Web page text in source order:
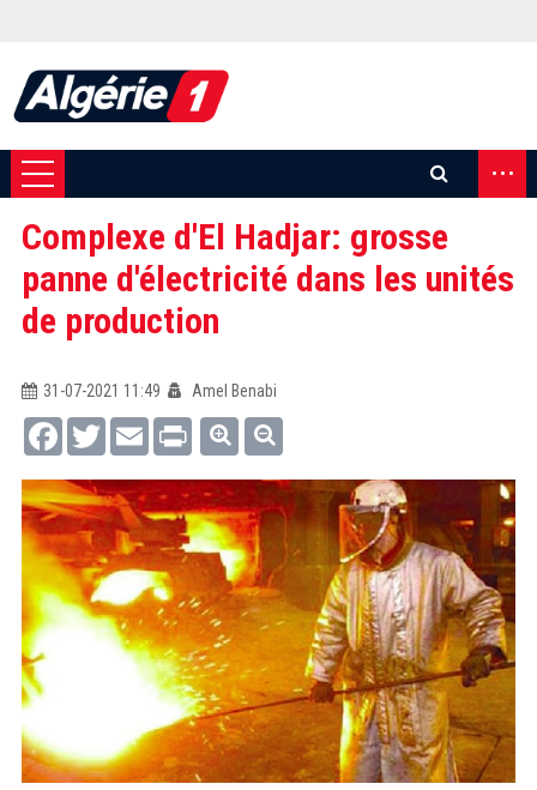
...
Complexe d'El Hadjar: grosse
panne d'électricité dans les unités
de production
31-07-2021 11:49
Amel Benabi
FacebookTwitterEmail Print